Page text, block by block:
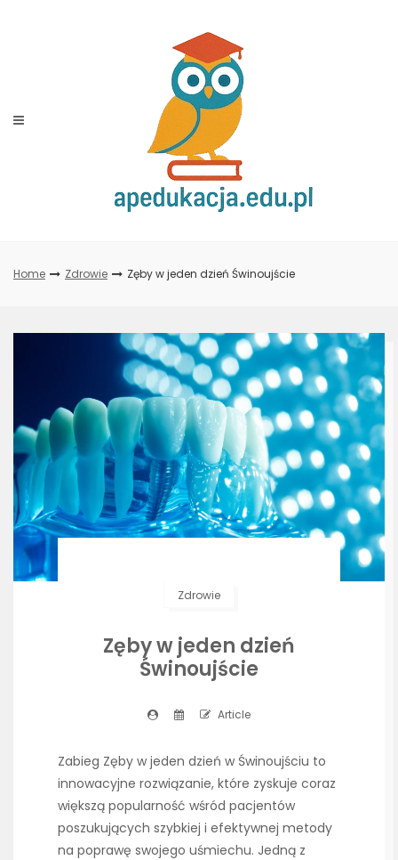
Home Zdrowie Zęby w jeden dzień Świnoujście
Zdrowie
Zęby w jeden dzień
Świnoujście
Article
Zabieg Zęby w jeden dzień w Świnoujściu to
innowacyjne rozwiązanie, które zyskuje coraz
większą popularność wśród pacjentów
poszukujących szybkiej i efektywnej metody
na poprawę swojego uśmiechu. Jedną z